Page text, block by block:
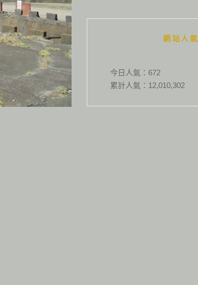
網站人氣
今日人氣： 672
累計人氣： 12,010,302